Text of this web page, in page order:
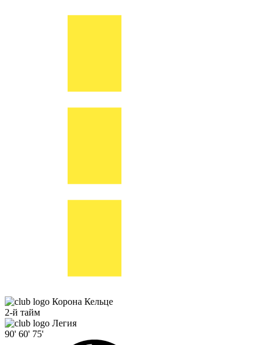
Корона Кельце
2-й тайм
Легия
90' 60' 75'